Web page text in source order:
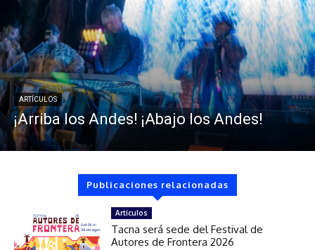
ARTÍCULOS
¡Arriba los Andes! ¡Abajo los Andes!
Publicaciones relacionadas
Artículos
Tacna será sede del Festival de
Autores de Frontera 2026